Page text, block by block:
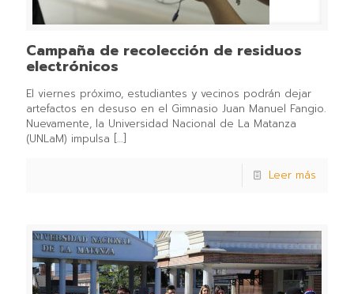
Campaña de recolección de residuos
electrónicos
El viernes próximo, estudiantes y vecinos podrán dejar
artefactos en desuso en el Gimnasio Juan Manuel Fangio.
Nuevamente, la Universidad Nacional de La Matanza
(UNLaM) impulsa […]
Leer más